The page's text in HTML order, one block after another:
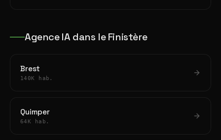
Agence IA dans le Finistère
Brest
140K hab.
Quimper
64K hab.